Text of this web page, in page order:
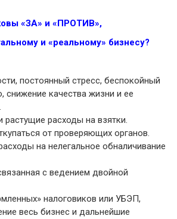
«ЗА» и «ПРОТИВ»,
и «реальному» бизнесу?
постоянный стресс, беспокойный
снижение качества жизни и ее
растущие расходы на взятки.
от проверяющих органов.
на нелегальное обналичивание
с ведением двойной
налоговиков или УБЭП,
весь бизнес и дальнейшие